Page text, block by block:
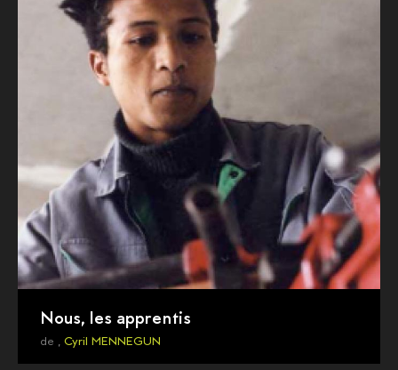
Nous, les apprentis
de , Cyril MENNEGUN